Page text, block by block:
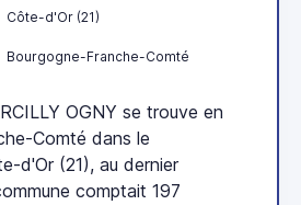
Côte-d'Or (21)
Bourgogne-Franche-Comté
OGNY se trouve en
Comté dans le
d'Or (21), au dernier
comptait 197